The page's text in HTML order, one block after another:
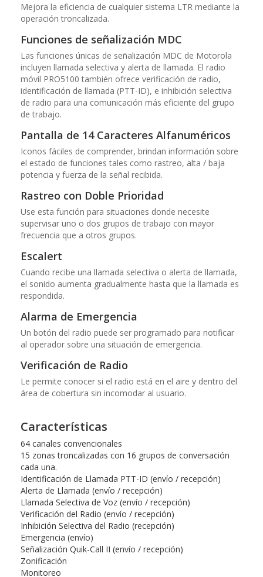
Mejora la eficiencia de cualquier sistema LTR mediante la
operación troncalizada.
Funciones de señalización MDC
Las funciones únicas de señalización MDC de Motorola
incluyen llamada selectiva y alerta de llamada. El radio
móvil PRO5100 también ofrece verificación de radio,
identificación de llamada (PTT-ID), e inhibición selectiva
de radio para una comunicación más eficiente del grupo
de trabajo.
Pantalla de 14 Caracteres Alfanuméricos
Iconos fáciles de comprender, brindan información sobre
el estado de funciones tales como rastreo, alta / baja
potencia y fuerza de la señal recibida.
Rastreo con Doble Prioridad
Use esta función para situaciones donde necesite
supervisar uno o dos grupos de trabajo con mayor
frecuencia que a otros grupos.
Escalert
Cuando recibe una llamada selectiva o alerta de llamada,
el sonido aumenta gradualmente hasta que la llamada es
respondida.
Alarma de Emergencia
Un botón del radio puede ser programado para notificar
al operador sobre una situación de emergencia.
Verificación de Radio
Le permite conocer si el radio está en el aire y dentro del
área de cobertura sin incomodar al usuario.
Características
64 canales convencionales
15 zonas troncalizadas con 16 grupos de conversación
cada una.
Identificación de Llamada PTT-ID (envío / recepción)
Alerta de Llamada (envío / recepción)
Llamada Selectiva de Voz (envío / recepción)
Verificación del Radio (envío / recepción)
Inhibición Selectiva del Radio (recepción)
Emergencia (envío)
Señalización Quik-Call II (envío / recepción)
Zonificación
Monitoreo